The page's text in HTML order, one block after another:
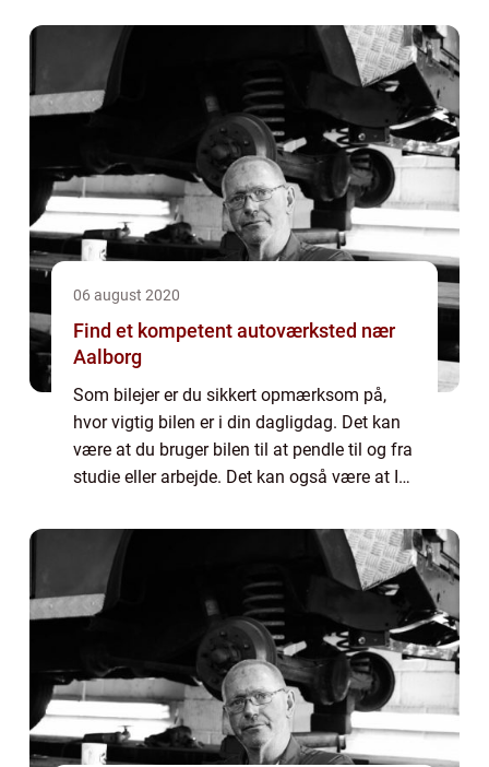
kontakte et værksted og få en tid til at f...
06 august 2020
Find et kompetent autoværksted nær
Aalborg
Som bilejer er du sikkert opmærksom på,
hvor vigtig bilen er i din dagligdag. Det kan
være at du bruger bilen til at pendle til og fra
studie eller arbejde. Det kan også være at I
for at kunne koordinere ...